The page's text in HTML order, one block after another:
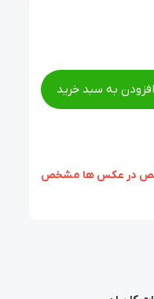
افزودن به سبد خرید
نقص در عکس ها مشخص